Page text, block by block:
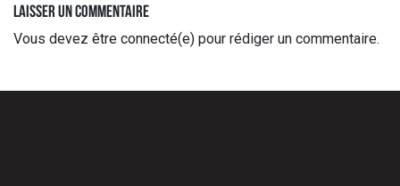
Laisser un commentaire
Vous devez être connecté(e) pour rédiger un commentaire.